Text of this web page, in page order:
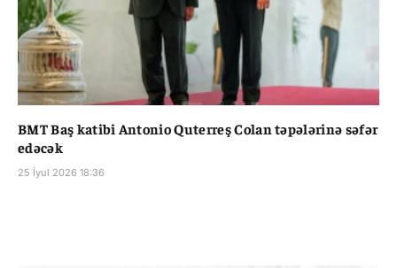
BMT Baş katibi Antonio Quterreş Colan təpələrinə səfər
edəcək
25 İyul 2026 18:36